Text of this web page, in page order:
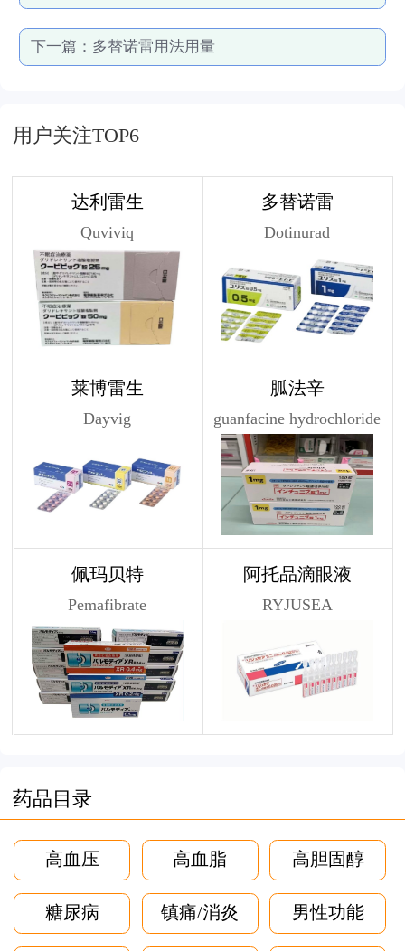
下一篇： 多替诺雷用法用量
用户关注TOP6
达利雷生
Quviviq
多替诺雷
Dotinurad
莱博雷生
Dayvig
胍法辛
guanfacine hydrochloride
佩玛贝特
Pemafibrate
阿托品滴眼液
RYJUSEA
药品目录
高血压 高血脂 高胆固醇
糖尿病 镇痛/消炎 男性功能